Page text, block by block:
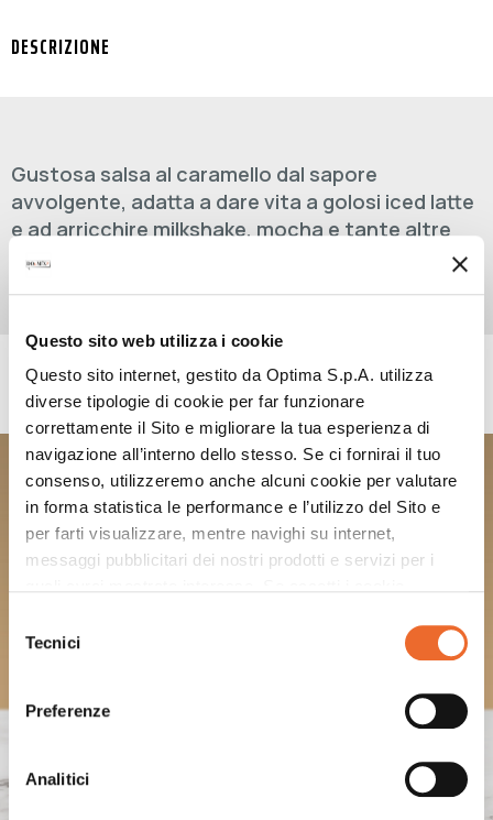
Questo sito web utilizza i cookie
Questo sito internet, gestito da Optima S.p.A. utilizza
diverse tipologie di cookie per far funzionare
correttamente il Sito e migliorare la tua esperienza di
navigazione all’interno dello stesso. Se ci fornirai il tuo
consenso, utilizzeremo anche alcuni cookie per valutare
in forma statistica le performance e l’utilizzo del Sito e
per farti visualizzare, mentre navighi su internet,
messaggi pubblicitari dei nostri prodotti e servizi per i
delTecnici
Preferenze
Analitici
DESCRIZIONE
Gustosa salsa al caramello dal sapore
avvolgente, adatta a dare vita a golosi iced latte
e ad arricchire milkshake, mocha e tante altre
irresistibili specialità.
RICETTE CON QUESTO PRODOTTO
CARAMEL COFFEE